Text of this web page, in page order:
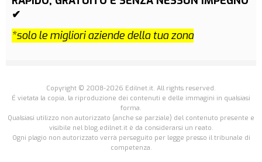
✔
*solo le migliori aziende della tua zona
Copyright © 2008-2026 Edilnet.it. All rights reserved.
É vietata la copia, la riproduzione dei contenuti e delle immagini in qualsiasi
forma.
Qualsiasi utilizzo non autorizzato (anche se parziale) del contenuto presente e
visibile nel blog.edilnet.it è da considerarsi un reato.
Ogni plagio non autorizzato verrà perseguito per legge presso il tribunale di
competenza.